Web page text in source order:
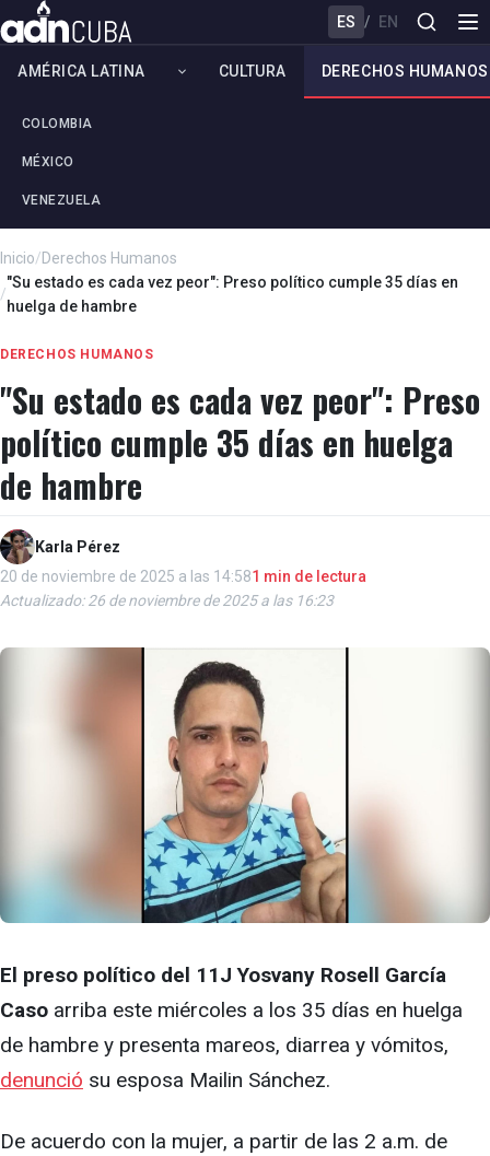
ES / EN
AMÉRICA LATINA
COLOMBIA
MÉXICO
VENEZUELA
CULTURA DERECHOS HUMANOS
Inicio/Derechos Humanos
/
"Su estado es cada vez peor": Preso político cumple 35 días en
huelga de hambre
DERECHOS HUMANOS
"Su estado es cada vez peor": Preso
político cumple 35 días en huelga
de hambre
Karla Pérez
20 de noviembre de 2025 a las 14:581 min de lectura
Actualizado: 26 de noviembre de 2025 a las 16:23
El preso político del 11J Yosvany Rosell García
Caso arriba este miércoles a los 35 días en huelga
de hambre y presenta mareos, diarrea y vómitos,
denunció su esposa Mailin Sánchez.
De acuerdo con la mujer, a partir de las 2 a.m. de